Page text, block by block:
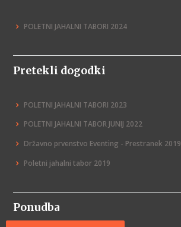
POLETNI JAHALNI TABORI 2024
Pretekli dogodki
POLETNI JAHALNI TABORI 2023
POLETNI JAHALNI TABOR JUNIJ 2022
Državno prvenstvo Eventing - Prestranek 2019
Poletni jahalni tabor 2019
Ponudba